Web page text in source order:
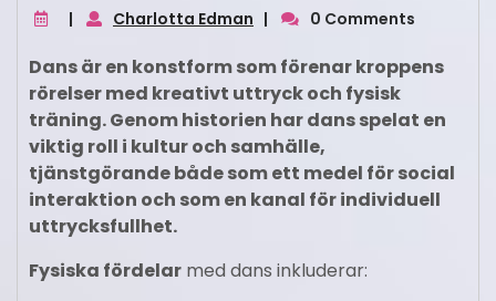
| Charlotta Edman | 0 Comments
Dans är en konstform som förenar kroppens
rörelser med kreativt uttryck och fysisk
träning. Genom historien har dans spelat en
viktig roll i kultur och samhälle,
tjänstgörande både som ett medel för social
interaktion och som en kanal för individuell
uttrycksfullhet.
Fysiska fördelar med dans inkluderar: